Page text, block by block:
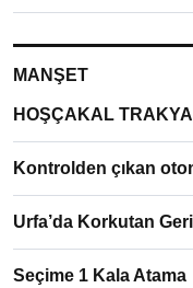
MANŞET
HOŞÇAKAL
Kontrolden çıkan
Urfa’da Korkutan
Seçime 1 Kala Atama